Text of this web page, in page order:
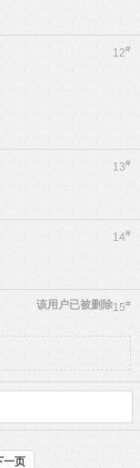
12#
13#
14#
15#
该用户已被删除
一页